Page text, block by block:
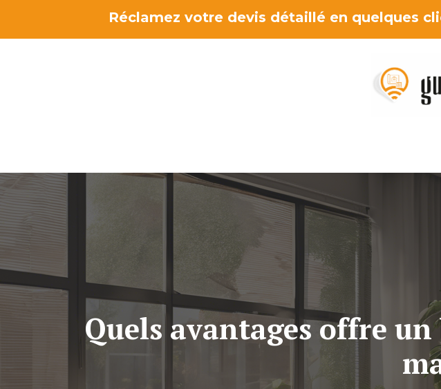
contenu
Réclamez votre devis détaillé en quelques
Quels avantages offre